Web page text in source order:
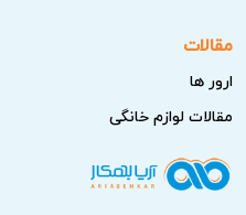
مقالات
ارور ها
مقالات لوازم خانگی